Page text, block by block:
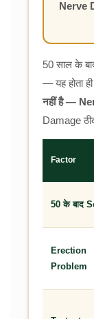
Nerve
50 साल के
— यह होता
नहीं है —
Damage
Factor
50 के बाद
Erection
Problem